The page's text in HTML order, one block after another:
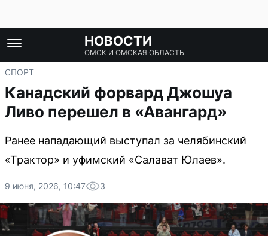
НОВОСТИ
ОМСК И ОМСКАЯ ОБЛАСТЬ
СПОРТ
Канадский форвард Джошуа
Ливо перешел в «Авангард»
Ранее нападающий выступал за челябинский
«Трактор» и уфимский «Салават Юлаев».
9 июня, 2026, 10:47 3